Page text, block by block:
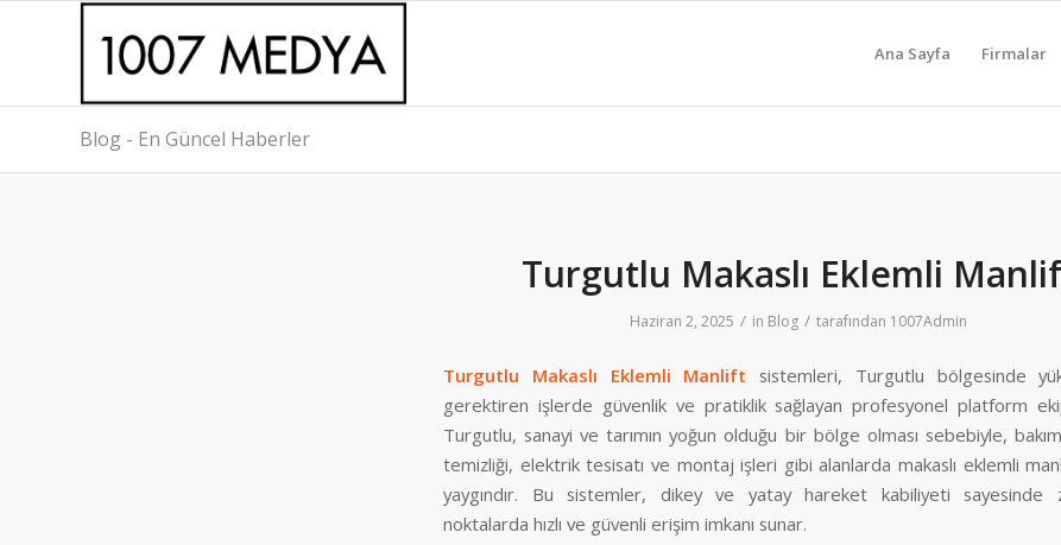
Ana Sayfa Firmalar
Blog - En Güncel Haberler
Turgutlu Makaslı Eklemli
Haziran 2, 2025 / in Blog / tarafından 1007Admin
Turgutlu Makaslı Eklemli Manlift sistemleri, Turgutlu bölgesinde
gerektiren işlerde güvenlik ve pratiklik sağlayan profesyonel platform
Turgutlu, sanayi ve tarımın yoğun olduğu bir bölge olması sebebiyle,
temizliği, elektrik tesisatı ve montaj işleri gibi alanlarda makaslı eklemli
yaygındır. Bu sistemler, dikey ve yatay hareket kabiliyeti sayesinde
noktalarda hızlı ve güvenli erişim imkanı sunar.